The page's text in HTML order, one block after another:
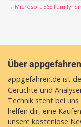
→ Microsoft 365 Family:
Über
appgefahren.de ist
Gerüchte und
Technik steht bei
helfen dir, eine
unsere kostenlose